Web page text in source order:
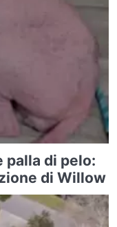
palla di pelo:
di Willow